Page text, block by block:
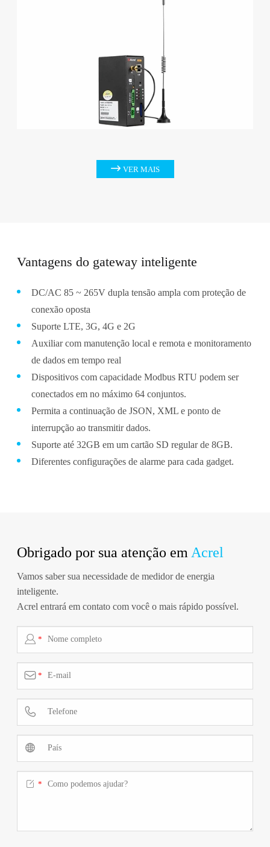
 VER MAIS
Vantagens do gateway inteligente
DC/AC 85 ~ 265V dupla tensão ampla com proteção de
conexão oposta
Suporte LTE, 3G, 4G e 2G
Auxiliar com manutenção local e remota e monitoramento
de dados em tempo real
Dispositivos com capacidade Modbus RTU podem ser
conectados em no máximo 64 conjuntos.
Permita a continuação de JSON, XML e ponto de
interrupção ao transmitir dados.
Suporte até 32GB em um cartão SD regular de 8GB.
Diferentes configurações de alarme para cada gadget.
Obrigado por sua atenção em Acrel
Vamos saber sua necessidade de medidor de energia
inteligente.
Acrel entrará em contato com você o mais rápido possível.
*
*


*